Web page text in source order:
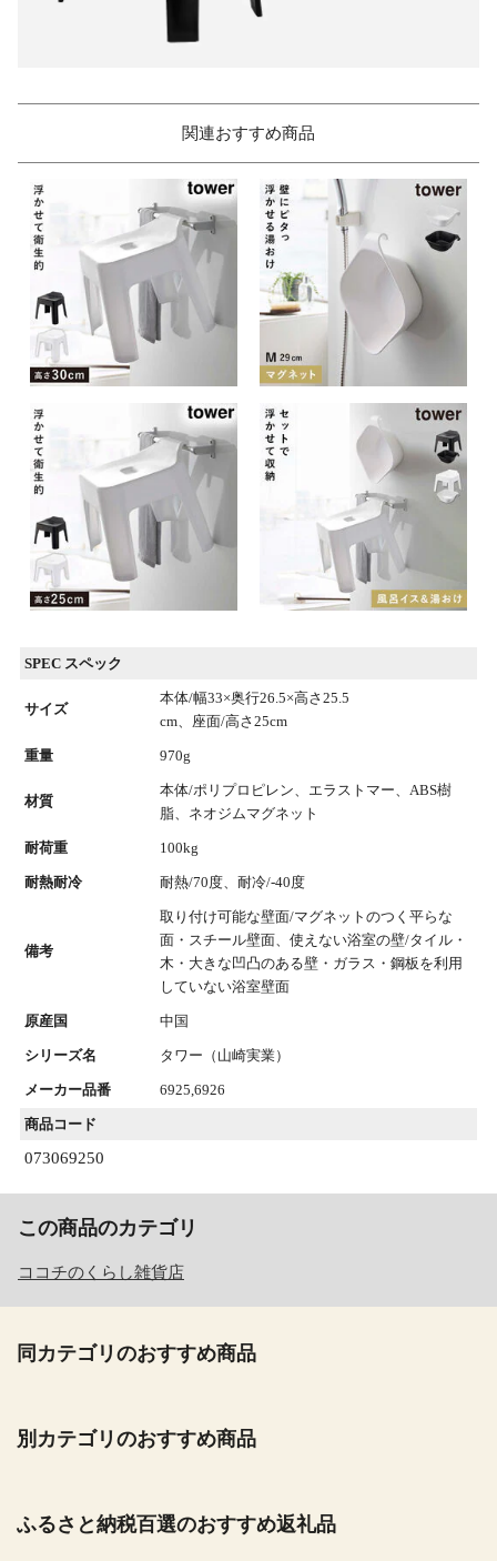
関連おすすめ商品
SPEC スペック
サイズ
本体/幅33×奥行26.5×高さ25.5
cm、座面/高さ25cm
重量 970g
材質
本体/ポリプロピレン、エラストマー、ABS樹
脂、ネオジムマグネット
耐荷重 100kg
耐熱耐冷 耐熱/70度、耐冷/-40度
備考
取り付け可能な壁面/マグネットのつく平らな
面・スチール壁面、使えない浴室の壁/タイル・
木・大きな凹凸のある壁・ガラス・鋼板を利用
していない浴室壁面
原産国 中国
シリーズ名 タワー（山崎実業）
メーカー品番 6925,6926
商品コード
073069250
この商品のカテゴリ
ココチのくらし雑貨店
同カテゴリのおすすめ商品
別カテゴリのおすすめ商品
ふるさと納税百選のおすすめ返礼品